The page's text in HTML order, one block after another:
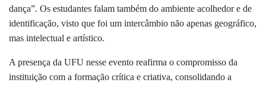
dança”. Os estudantes falam também do ambiente acolhedor e de
identificação, visto que foi um intercâmbio não apenas geográfico,
mas intelectual e artístico.
A presença da UFU nesse evento reafirma o compromisso da
instituição com a formação crítica e criativa, consolidando a